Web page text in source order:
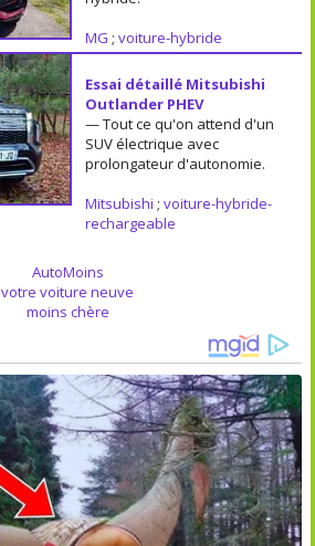
MG ; voiture-hybride
Essai détaillé Mitsubishi
Outlander PHEV
— Tout ce qu'on attend d'un
SUV électrique avec
prolongateur d'autonomie.
Mitsubishi ; voiture-hybride-
rechargeable
AutoMoins
votre voiture neuve
moins chère